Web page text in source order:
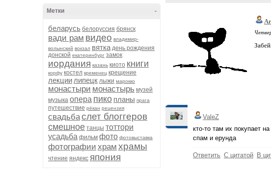
-
Метки
беларусь белоруссия брянск
вади рам видео владимир-
волынский вокзал вятка день рождения
донской екатеринбург замок
иордания казань киото книги
корфу костел кременец крещение
лекции липецк лыжи марокко
монастыри монастырь музей
музыка опера пико планы прага
путешествие рёкан рецензия
свадьбаслет блоггеров
смешное танцы тоттори
усадьба фильм фото фотовыставка
фотографии храм храмы
чтение яндекс япония
ValeZ
кто-то там их покупает
спам и ерунда
Ответить С цитатой В